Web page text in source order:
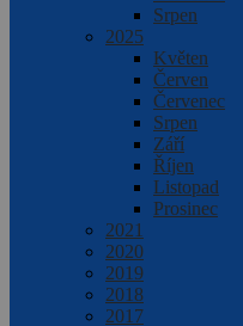
Srpen
2025
Květen
Červen
Červenec
Srpen
Září
Říjen
Listopad
Prosinec
2021
2020
2019
2018
2017